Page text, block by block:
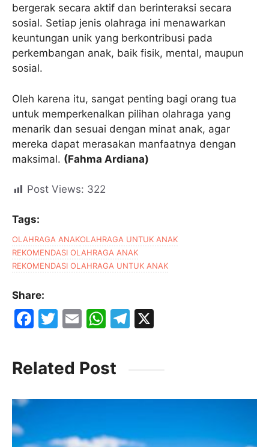
bergerak secara aktif dan berinteraksi secara
sosial. Setiap jenis olahraga ini menawarkan
keuntungan unik yang berkontribusi pada
perkembangan anak, baik fisik, mental, maupun
sosial.
Oleh karena itu, sangat penting bagi orang tua
untuk memperkenalkan pilihan olahraga yang
menarik dan sesuai dengan minat anak, agar
mereka dapat merasakan manfaatnya dengan
maksimal. (Fahma Ardiana)
Post Views: 322
Tags:
OLAHRAGA ANAKOLAHRAGA UNTUK ANAK
REKOMENDASI OLAHRAGA ANAK
REKOMENDASI OLAHRAGA UNTUK ANAK
Share:
F
c
e
b
T
itt
er
E
ai
l
W
at
s
A
p
T
a
Related Post